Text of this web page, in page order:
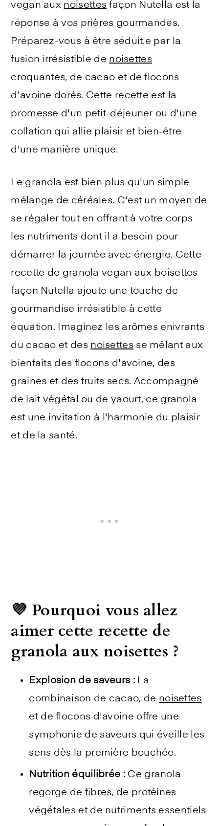
vegan aux noisettes façon Nutella est la
réponse à vos prières gourmandes.
Préparez-vous à être séduit.e par la
fusion irrésistible de noisettes
croquantes, de cacao et de flocons
d'avoine dorés. Cette recette est la
promesse d'un petit-déjeuner ou d'une
collation qui allie plaisir et bien-être
d'une manière unique.
Le granola est bien plus qu'un simple
mélange de céréales. C'est un moyen de
se régaler tout en offrant à votre corps
les nutriments dont il a besoin pour
démarrer la journée avec énergie. Cette
recette de granola vegan aux boisettes
façon Nutella ajoute une touche de
gourmandise irrésistible à cette
équation. Imaginez les arômes enivrants
du cacao et des noisettes se mêlant aux
bienfaits des flocons d'avoine, des
graines et des fruits secs. Accompagné
de lait végétal ou de yaourt, ce granola
est une invitation à l'harmonie du plaisir
et de la santé.
💜 Pourquoi vous allez
aimer cette recette de
granola aux noisettes ?
Explosion de saveurs : La
combinaison de cacao, de noisettes
et de flocons d'avoine offre une
symphonie de saveurs qui éveille les
sens dès la première bouchée.
Nutrition équilibrée : Ce granola
regorge de fibres, de protéines
végétales et de nutriments essentiels